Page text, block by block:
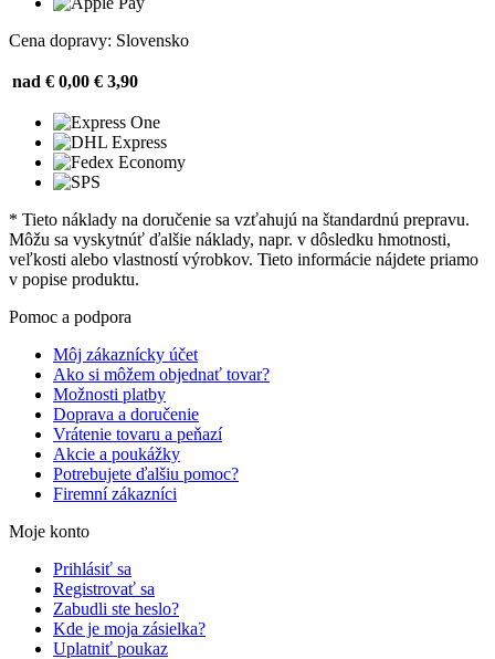
Cena dopravy: Slovensko
nad € 0,00 € 3,90
* Tieto náklady na doručenie sa vzťahujú na štandardnú prepravu.
Môžu sa vyskytnúť ďalšie náklady, napr. v dôsledku hmotnosti,
veľkosti alebo vlastností výrobkov. Tieto informácie nájdete priamo
v popise produktu.
Pomoc a podpora
Môj zákaznícky účet
Ako si môžem objednať tovar?
Možnosti platby
Doprava a doručenie
Vrátenie tovaru a peňazí
Akcie a poukážky
Potrebujete ďalšiu pomoc?
Firemní zákazníci
Moje konto
Prihlásiť sa
Registrovať sa
Zabudli ste heslo?
Kde je moja zásielka?
Uplatniť poukaz